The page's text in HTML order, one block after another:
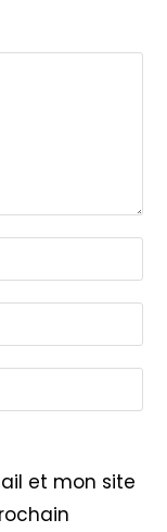
et mon site